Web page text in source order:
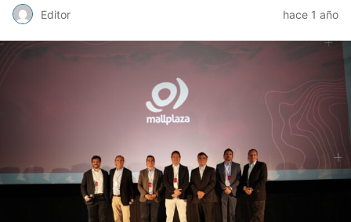
Editor hace 1 año